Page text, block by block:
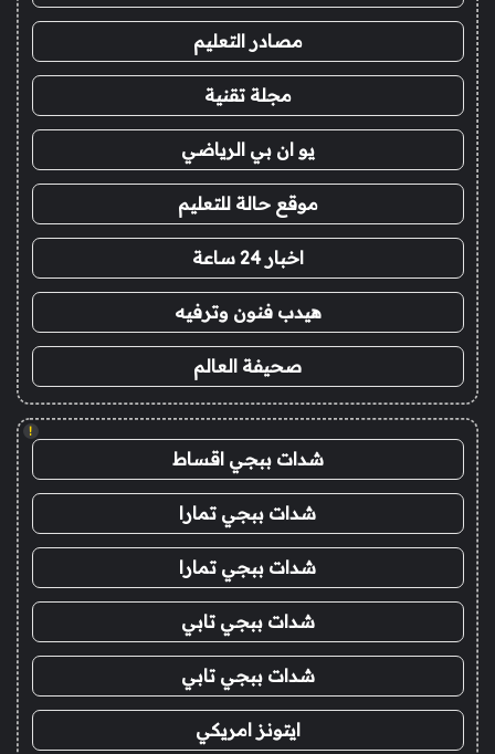
مصادر التعليم
مجلة تقنية
يو ان بي الرياضي
موقع حالة للتعليم
اخبار 24 ساعة
هيدب فنون وترفيه
صحيفة العالم
!
شدات ببجي اقساط
شدات ببجي تمارا
شدات ببجي تمارا
شدات ببجي تابي
شدات ببجي تابي
ايتونز امريكي